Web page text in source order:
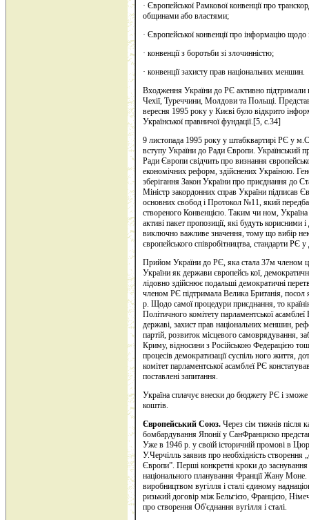
· Європейської Рамкової конвенції про
общинами або властями;
· Європейської конвенції про інформацію щодо
· конвенції з боротьби зі злочинністю;
· конвенції захисту прав національних меншин.
Входження України до РЄ активно підтримали
Чехії, Туреччини, Молдови та Польщі.
вересня 1995 року у Києві було відкрито
Української правничої фундації.[5, с.34]
9 листопада 1995 року у штабквартирі РЄ у
вступу України до Ради Європи. Український
Ради Європи свідчить про визнання
економічних реформ, здійснених Україною.
зберігання Закон України про приєднання до
Міністр закордонних справ України підписав
основних свобод і Протокол №11, який
створеного Конвенцією. Таким чи ном,
активі пакет пропозиції, які будуть
виключно важливе значення, тому що вибір
європейського співробітництва, стандарти РЄ
Прийом України до РЄ, яка стала 37м членом
України як держави європейсь кої,
лідовно здійснює подальші демократичні
членом РЄ підтримала Велика Британія, посол
р. Щодо самої процедури приєднання, то
Політичного комітету парламентської
державі, захист прав національних меншин,
партій, розвиток місцевого самоврядування,
Криму, відносини з Російською Федерацією
процесів демократизації суспіль ного життя,
комітет парламентської асамблеї РЄ
поставлені запитання.
Україна сплачує внески до бюджету РЄ і
коштів.
Європейський Союз. Через сім тижнів після
бомбардування Японії у СанФранциско
Уже в 1946 р. у своїй історичній промові в
У.Черчілль заявив про необхідність
Європи”. Перші конкретні кроки до
національного планування Франції Жану Моне.
виробництвом вугілля і сталі єдиному
ризький договір між Бельгією, Францією,
про створення Об'єднання вугілля і сталі.